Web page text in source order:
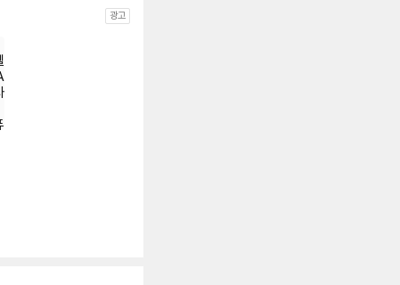
광고